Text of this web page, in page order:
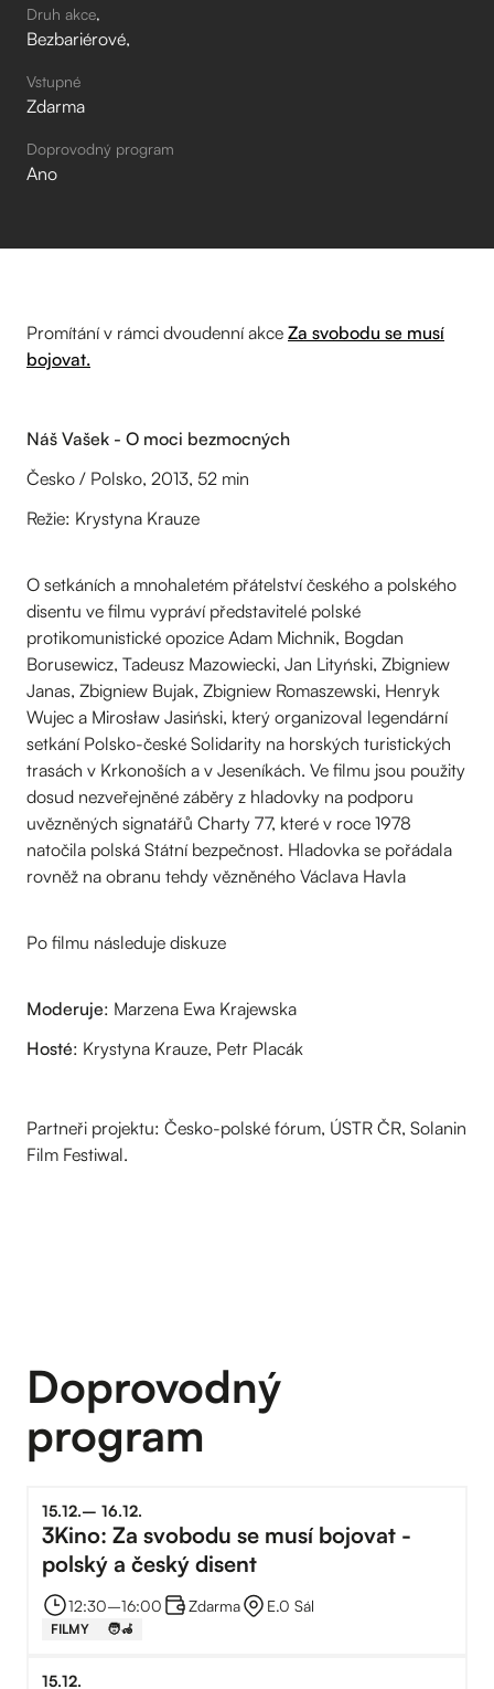
Druh akce
Bezbariérové
Vstupné
Zdarma
Doprovodný program
Ano
Promítání v rámci dvoudenní akce Za svobodu se musí
bojovat.
Náš Vašek - O moci bezmocných
Česko / Polsko, 2013, 52 min
Režie: Krystyna Krauze
O setkáních a mnohaletém přátelství českého a polského
disentu ve filmu vypráví představitelé polské
protikomunistické opozice Adam Michnik, Bogdan
Borusewicz, Tadeusz Mazowiecki, Jan Lityński, Zbigniew
Janas, Zbigniew Bujak, Zbigniew Romaszewski, Henryk
Wujec a Mirosław Jasiński, který organizoval legendární
setkání Polsko-české Solidarity na horských turistických
trasách v Krkonoších a v Jeseníkách. Ve filmu jsou použity
dosud nezveřejněné záběry z hladovky na podporu
uvězněných signatářů Charty 77, které v roce 1978
natočila polská Státní bezpečnost. Hladovka se pořádala
rovněž na obranu tehdy vězněného Václava Havla
Po filmu následuje diskuze
Moderuje: Marzena Ewa Krajewska
Hosté: Krystyna Krauze, Petr Placák
Partneři projektu: Česko-polské fórum, ÚSTR ČR, Solanin
Film Festiwal.
Doprovodný
program
15.12.–⁠ 16.12.
3Kino: Za svobodu se musí bojovat -
polský a český disent
12:30–⁠16:00 Zdarma E.0 Sál
FILMY 🧑‍🦽
15.12.